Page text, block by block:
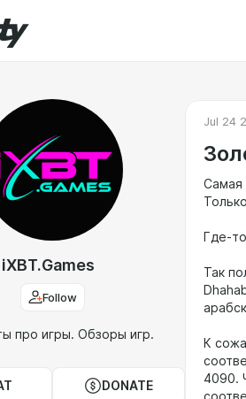
iXBT.Games
Follow
про игры. Обзоры игр.
DONATE
Jul 24
Самая
Где-
Так
К
4090.